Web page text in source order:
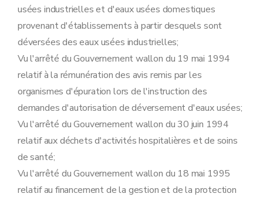
Sous-section 6 Obligations de l'exploitant
Art. 116
Sous-section 7 Mesures de police administrative
Art. 117
Sous-section 8
Etude de caractérisation
Art. 118
Sous-section 9 Sanctions pénales
Art. 119
Sous-section 10 Recours
Art. 120
Sous-section11
Obligation de notification périodique de données environnementales
Art.120bis
Chapitre III Remise en état
Art. 121
Chapitre IV
Section première Dispositions abrogatoires et modificatives
Sous-section première Etablissements dangereux, insalubres et incommodes
usées industrielles et d'eaux usées domestiques
provenant d'établissements à partir desquels sont
déversées des eaux usées industrielles;
Vu l'arrêté du Gouvernement wallon du 19 mai 1994
relatif à la rémunération des avis remis par les
organismes d'épuration lors de l'instruction des
demandes d'autorisation de déversement d'eaux usées;
Vu l'arrêté du Gouvernement wallon du 30 juin 1994
relatif aux déchets d'activités hospitalières et de soins
de santé;
Vu l'arrêté du Gouvernement wallon du 18 mai 1995
relatif au financement de la gestion et de la protection